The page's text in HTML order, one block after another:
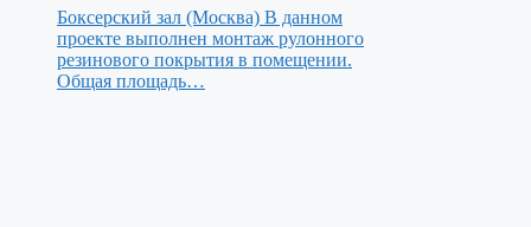
Боксерский зал (Москва) В данном
проекте выполнен монтаж рулонного
резинового покрытия в помещении.
Общая площадь…